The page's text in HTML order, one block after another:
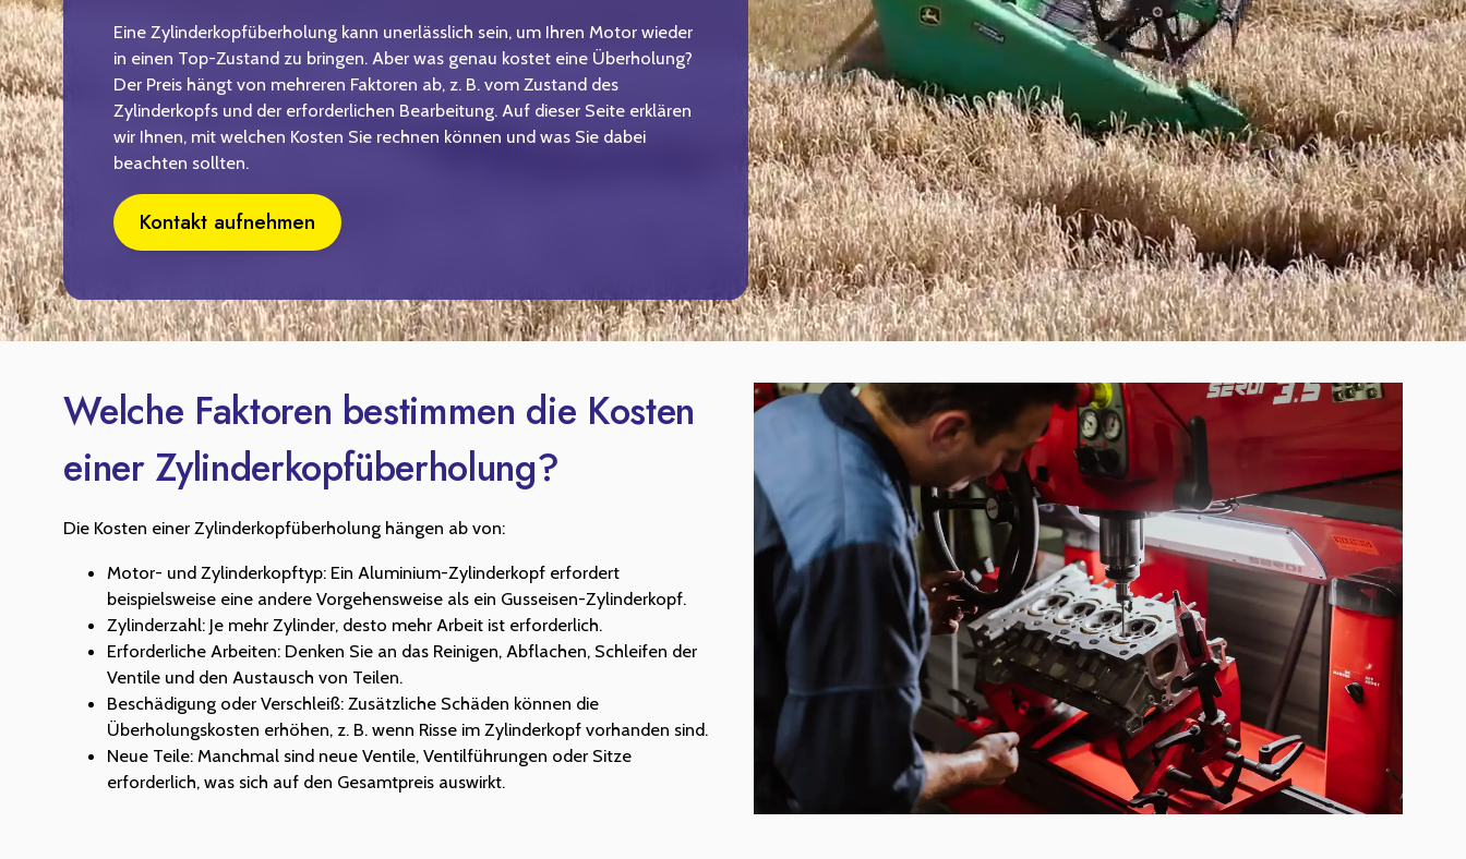
Eine Zylinderkopfüberholung kann unerlässlich sein, um Ihren Motor wieder
in einen Top-Zustand zu bringen. Aber was genau kostet eine Überholung?
Der Preis hängt von mehreren Faktoren ab, z. B. vom Zustand des
Zylinderkopfs und der erforderlichen Bearbeitung. Auf dieser Seite erklären
wir Ihnen, mit welchen Kosten Sie rechnen können und was Sie dabei
beachten sollten.
Kontakt aufnehmen
Welche Faktoren bestimmen die Kosten
einer Zylinderkopfüberholung?
Die Kosten einer Zylinderkopfüberholung hängen ab von:
Motor- und Zylinderkopftyp: Ein Aluminium-Zylinderkopf erfordert
beispielsweise eine andere Vorgehensweise als ein Gusseisen-Zylinderkopf.
Zylinderzahl: Je mehr Zylinder, desto mehr Arbeit ist erforderlich.
Erforderliche Arbeiten: Denken Sie an das Reinigen, Abflachen, Schleifen der
Ventile und den Austausch von Teilen.
Beschädigung oder Verschleiß: Zusätzliche Schäden können die
Überholungskosten erhöhen, z. B. wenn Risse im Zylinderkopf vorhanden sind.
Neue Teile: Manchmal sind neue Ventile, Ventilführungen oder Sitze
erforderlich, was sich auf den Gesamtpreis auswirkt.